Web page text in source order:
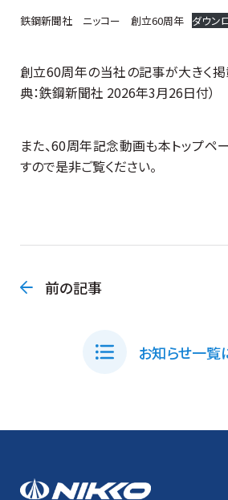
鉄鋼新聞社 ニッコー 創立60周年 ダウン
創立60周年の当社の記事が大きく
典：鉄鋼新聞社 2026年3月26日付）
また、60周年記念動画も本トップペ
すので是非ご覧ください。
前の記事
お知らせ一覧